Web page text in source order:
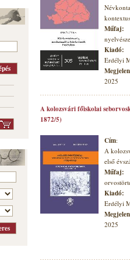
Műfaj:
Kiadó:
Erdélyi
2025
A kolozsvári főiskolai
1872/5)
Cím:
A
első
Műfaj:
Kiadó:
Erdélyi
2025